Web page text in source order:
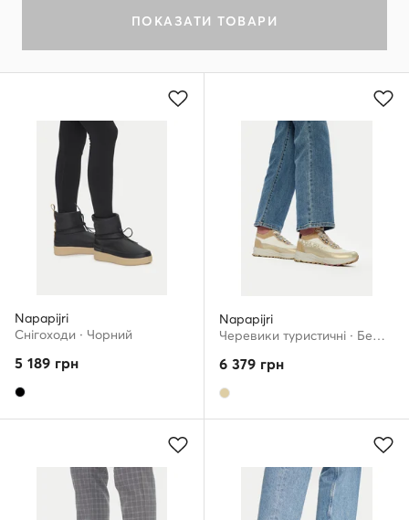
ПОКАЗАТИ ТОВАРИ
Napapijri
Снігоходи · Чорний
5 189 грн
Napapijri
Черевики туристичні · Бежевий
6 379 грн